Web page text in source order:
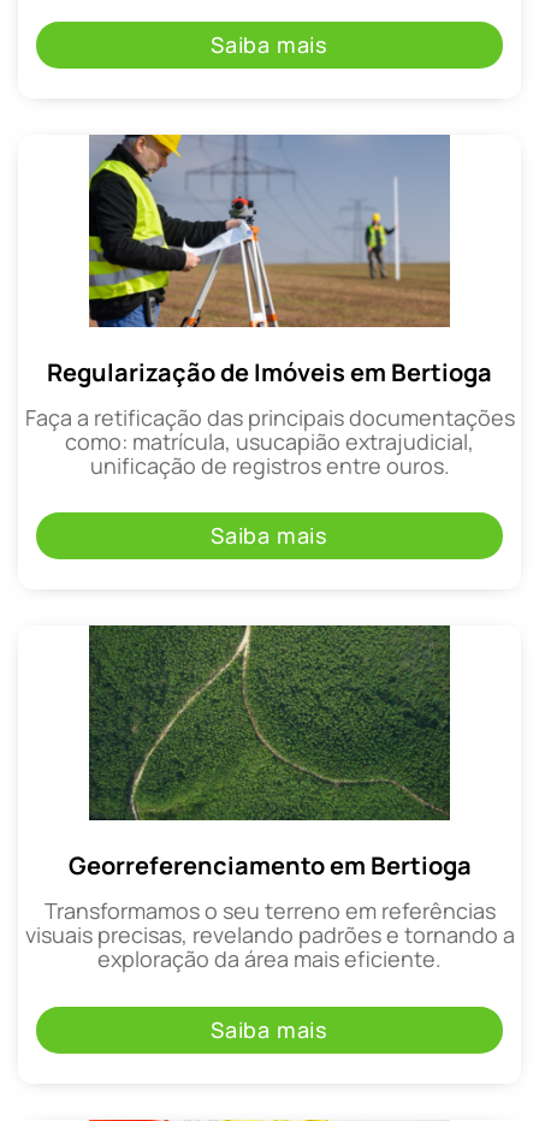
Saiba mais
Regularização de Imóveis em Bertioga
Faça a retificação das principais documentações
como: matrícula, usucapião extrajudicial,
unificação de registros entre ouros.
Saiba mais
Georreferenciamento em Bertioga
Transformamos o seu terreno em referências
visuais precisas, revelando padrões e tornando a
exploração da área mais eficiente.
Saiba mais